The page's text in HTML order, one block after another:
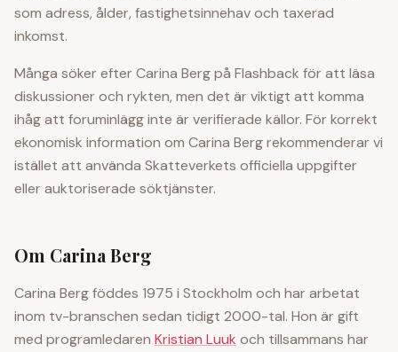
som adress, ålder, fastighetsinnehav och taxerad
inkomst.
Många söker efter Carina Bergpå Flashback för att läsa
diskussioner och rykten, men det är viktigt att komma
ihåg att foruminlägg inte är verifierade källor. För korrekt
ekonomisk information om Carina Bergrekommenderar vi
istället att använda Skatteverkets officiella uppgifter
eller auktoriserade söktjänster.
Om Carina Berg
Carina Berg föddes 1975 i Stockholm och har arbetat
inom tv-branschen sedan tidigt 2000-tal. Hon är gift
med programledaren Kristian Luuk och tillsammans har